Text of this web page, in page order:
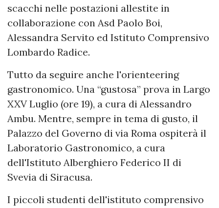
scacchi nelle postazioni allestite in
collaborazione con Asd Paolo Boi,
Alessandra Servito ed Istituto Comprensivo
Lombardo Radice.
Tutto da seguire anche l'orienteering
gastronomico. Una “gustosa” prova in Largo
XXV Luglio (ore 19), a cura di Alessandro
Ambu. Mentre, sempre in tema di gusto, il
Palazzo del Governo di via Roma ospiterà il
Laboratorio Gastronomico, a cura
dell'Istituto Alberghiero Federico II di
Svevia di Siracusa.
I piccoli studenti dell'istituto comprensivo